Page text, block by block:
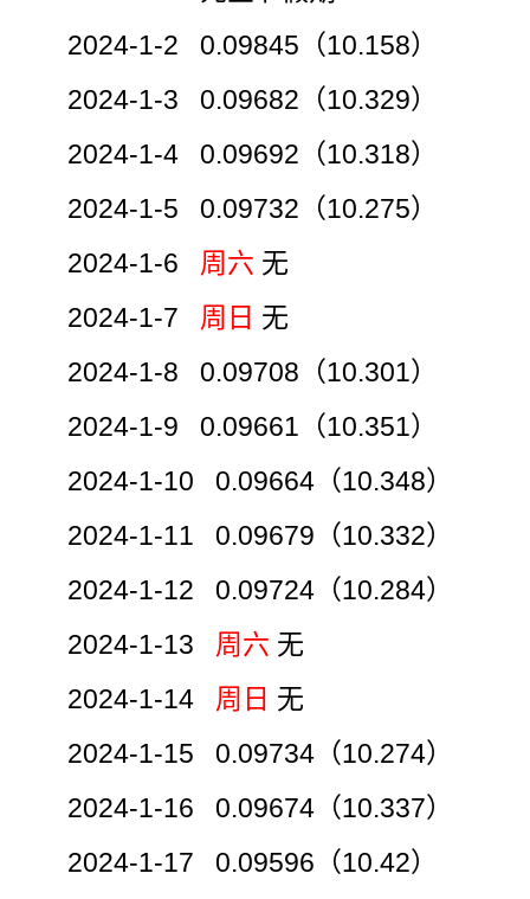
2024-1-2 0.09845（10.158）
2024-1-3 0.09682（10.329）
2024-1-4 0.09692（10.318）
2024-1-5 0.09732（10.275）
2024-1-6 周六 无
2024-1-7 周日 无
2024-1-8 0.09708（10.301）
2024-1-9 0.09661（10.351）
2024-1-10 0.09664（10.348）
2024-1-11 0.09679（10.332）
2024-1-12 0.09724（10.284）
2024-1-13 周六 无
2024-1-14 周日 无
2024-1-15 0.09734（10.274）
2024-1-16 0.09674（10.337）
2024-1-17 0.09596（10.42）